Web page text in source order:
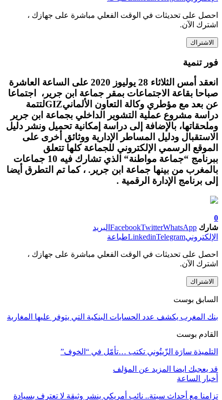
احصل على تحديثات في الوقت الفعلي مباشرة على جهازك ،
اشترك الآن.
الاشتراك
فور تنمية
انعقد أمس الثلاثاء 28 يوليوز 2020 على الساعة العاشرة
صباحا بقاعة الاجتماعات بمقر جماعة ابن جرير، اجتماعا
عن بعد مع مؤطري وكالة التعاون الألمانيGIZلتتمة
دراسة مشروع عملية التشوير الداخلي بجماعة ابن جرير
وملحقاتها، بالإضافة إلى دراسة إمكانية تحميل ونشر دليل
الاستقبال ودليل المساطر الإدارية ووثائق أخرى على
الموقع الرسمي الإلكتروني للجماعة كلها تتعلق
ببرنامج “جماعة مواطنة“
الذي تشارك فيه 10 جماعات
بالمغرب من بينها جماعة ابن جرير. ، كما تم التطرق أيضا
إلى برنامج الإدارة الرقمية .
0
شارك
FacebookTwitterWhatsApp
البريد
الإلكتروني
LinkedinTelegram طباعة
احصل على تحديثات في الوقت الفعلي مباشرة على جهازك ،
اشترك الآن.
الاشتراك
السابق بوست
بنك المغرب يكشف عدد الحسابات البنكية التي يتوفر عليها المغاربة
القادم بوست
التلميذة سارَة الزّيتُوني تكتب …تأمّل في “الخوف”
قد يعجبك ايضا المزيد عن المؤلف
أخبار الساعة
تزامنا مع أحداث سبتة.. نائب أمريكي ينشر وثيقة لا تعترف بسيادة